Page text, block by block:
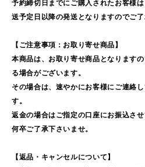
予約締切日までにご購入されたお客様
送予定日以降の発送となりますのでご了
【ご注意事項：お取り寄せ商品】
本商品は、お取り寄せ商品となります
る場合がございます。
その場合は、速やかにお客様にご連絡
す。
返金の場合はご指定の口座にお振込させ
何卒ご了承下さいませ。
【返品・キャンセルについて】